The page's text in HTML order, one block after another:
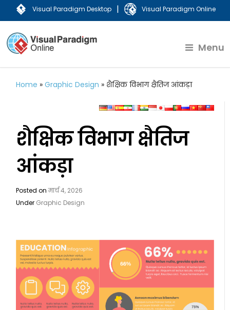
Visual Paradigm Desktop | Visual Paradigm Online
Menu
Home »Graphic Design » शैक्षिक विभाग क्षैतिज आंकड़ा
शैक्षिक विभाग क्षैतिज
आंकड़ा
Posted onमार्च 4, 2026
Under Graphic Design